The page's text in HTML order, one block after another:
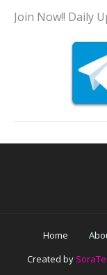
Join Now!! Daily
Home
Created by